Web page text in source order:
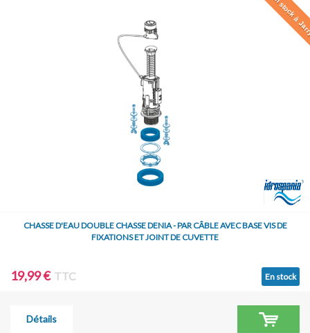
En stock à
CHASSE D'EAU DOUBLE CHASSE DENIA - PAR CÂBLE AVEC BASE VIS DE
FIXATIONS ET JOINT DE CUVETTE
19,99 € TTC En stock
Détails